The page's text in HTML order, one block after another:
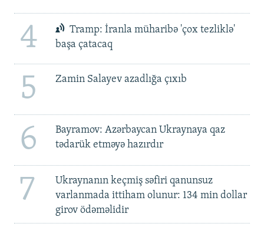
4
Tramp: İranla müharibə 'çox tezliklə'
başa çatacaq
5 Zamin Salayev azadlığa çıxıb
6
Bayramov: Azərbaycan Ukraynaya qaz
tədarük etməyə hazırdır
7
Ukraynanın keçmiş səfiri qanunsuz
varlanmada ittiham olunur: 134 min dollar
girov ödəməlidir